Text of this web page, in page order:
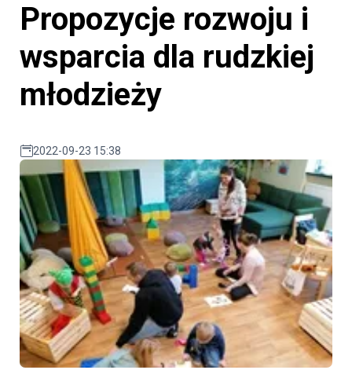
Propozycje rozwoju i
wsparcia dla rudzkiej
młodzieży
2022-09-23 15:38